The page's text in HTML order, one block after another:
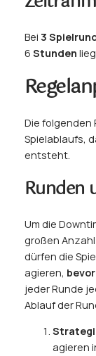
Bei 3
6 Stunden
Die folgenden
Spielablaufs,
entsteht.
Runden
Um die
großen
dürfen die
agieren, bevor
jeder Runde
Ablauf der
agieren